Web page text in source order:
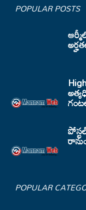
POPULAR POSTS
POPULAR